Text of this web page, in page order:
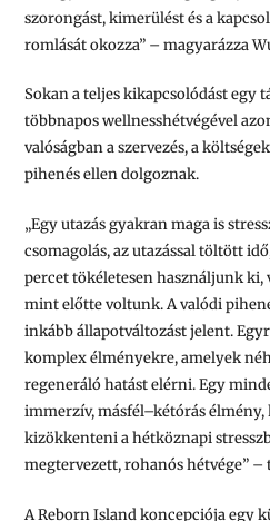
szorongást, kimerülést és a
romlását okozza” – magyarázza
Sokan a teljes kikapcsolódást egy
többnapos wellnesshétvégével
valóságban a szervezés, a
pihenés ellen dolgoznak.
„Egy utazás gyakran maga is
csomagolás, az utazással töltött
percet tökéletesen használjunk
mint előtte voltunk. A valódi
inkább állapotváltozást jelent.
komplex élményekre, amelyek
regeneráló hatást elérni.Egy
immerzív, másfél–kétórás élmény,
kizökkenteni a hétköznapi
megtervezett, rohanós hétvége” –
A Reborn Island koncepciója egy